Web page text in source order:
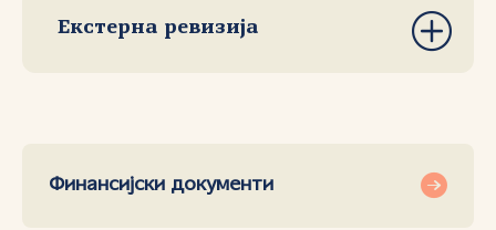
Екстерна ревизија
Финансијски документи